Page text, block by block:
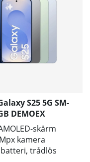
S25 5G SM-
DEMOEX
skärm
kamera
trådlös